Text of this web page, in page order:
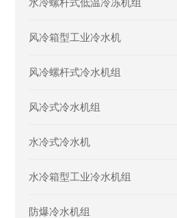
水冷螺杆式低温冷冻机组
风冷箱型工业冷水机
风冷螺杆式冷水机组
风冷式冷水机组
水冷式冷水机
水冷箱型工业冷水机组
防爆冷水机组